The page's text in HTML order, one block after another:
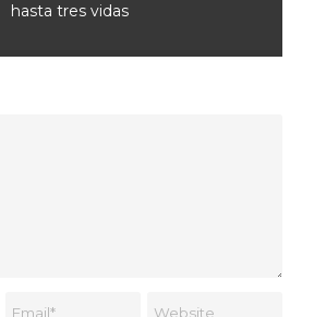
hasta tres vidas